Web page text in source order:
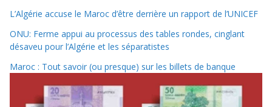
L’Algérie accuse le Maroc d’être derrière un rapport de l’UNICEF
ONU: Ferme appui au processus des tables rondes, cinglant
désaveu pour l’Algérie et les séparatistes
Maroc : Tout savoir (ou presque) sur les billets de banque